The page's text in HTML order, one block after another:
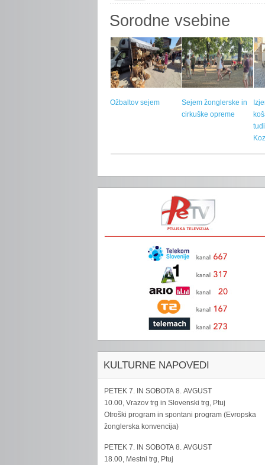
Sorodne vsebine
Ožbaltov sejem
Sejem žonglerske in
cirkuške opreme
KULTURNE NAPOVEDI
PETEK 7. IN SOBOTA 8. AVGUST
10.00, Vrazov trg in Slovenski trg, Ptuj
Otroški program in spontani program (Evropska
žonglerska konvencija)
PETEK 7. IN SOBOTA 8. AVGUST
18.00, Mestni trg, Ptuj